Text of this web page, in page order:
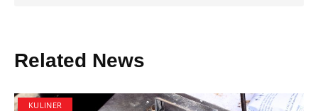
Related News
KULINER